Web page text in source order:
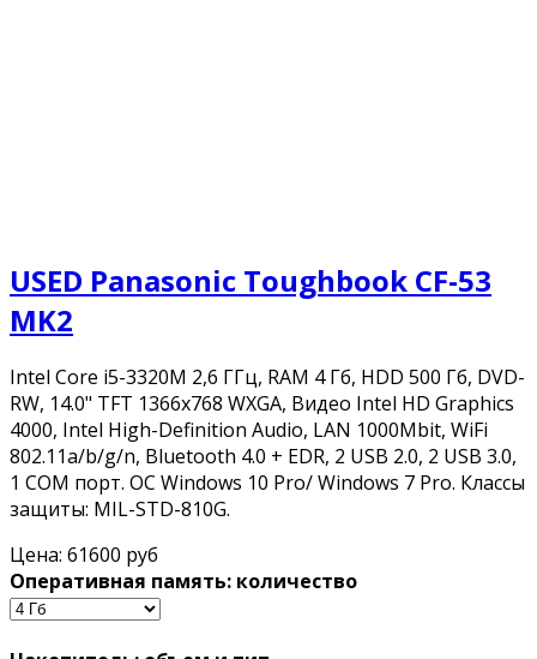
USED Panasonic Toughbook CF-53
MK2
Intel Core i5-3320M 2,6 ГГц, RAM 4 Гб, HDD 500 Гб, DVD-
RW, 14.0" TFT 1366x768 WXGA, Видео Intel HD Graphics
4000, Intel High-Definition Audio, LAN 1000Mbit, WiFi
802.11a/b/g/n, Bluetooth 4.0 + EDR, 2 USB 2.0, 2 USB 3.0,
1 COM порт. ОС Windows 10 Pro/ Windows 7 Pro. Классы
защиты: MIL-STD-810G.
Цена: 61600 руб
Оперативная память: количество